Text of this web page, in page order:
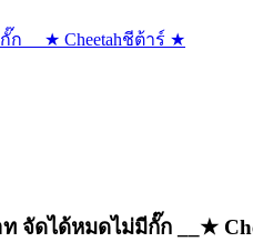
ก __★ Cheetahชีต้าร์ ★
จัดได้หมดไม่มีกั๊ก __★